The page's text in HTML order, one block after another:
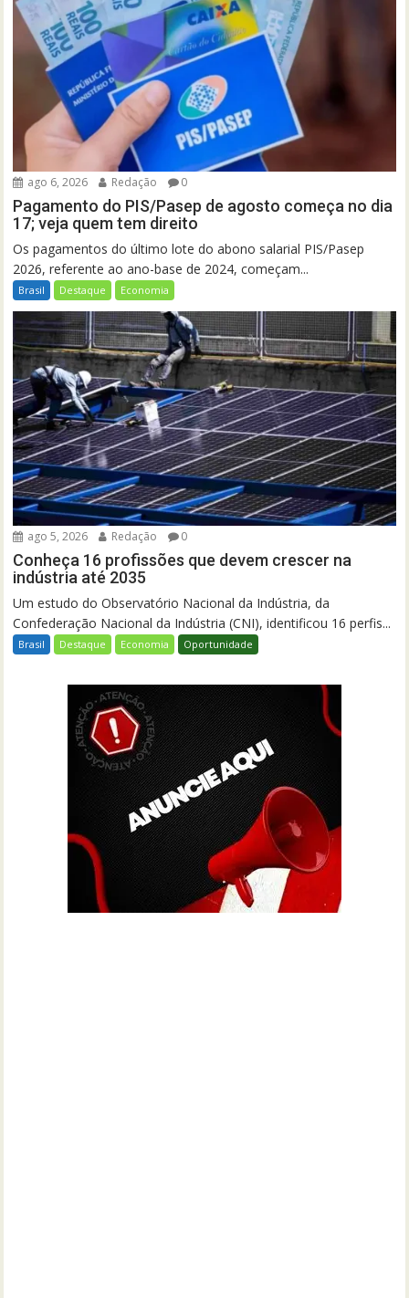
ago 6, 2026 Redação 0
Pagamento do PIS/Pasep de agosto começa no dia
17; veja quem tem direito
Os pagamentos do último lote do abono salarial PIS/Pasep
2026, referente ao ano-base de 2024, começam...
Brasil Destaque Economia
ago 5, 2026 Redação 0
Conheça 16 profissões que devem crescer na
indústria até 2035
Um estudo do Observatório Nacional da Indústria, da
Confederação Nacional da Indústria (CNI), identificou 16 perfis...
Brasil Destaque Economia Oportunidade